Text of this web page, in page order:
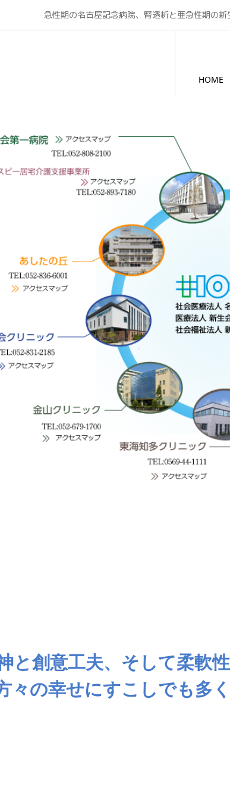
急性期の名古屋記念病院、腎透析と亜急性期の
HOME
と創意工夫、そして柔軟性
々の幸せにすこしでも多